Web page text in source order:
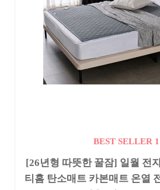
BEST SELLER 1
[26년형 따뜻한 꿀잠] 일월 전
티홈 탄소매트 카본매트 온열